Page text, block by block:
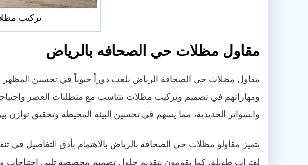
تركيب
مقاول مظلات حي الصحافه بالرياض
مقاول مظلات حي الصحافة الرياض يلعب دوراً حيوياً في تحسين المظهر
ومهاراتهم في تصميم وتركيب مظلات تتناسب مع متطلبات العصر
والسواتر الحديدية، مما يسهم في تحسين البيئة المحيطة وتحقيق توازن
يتميز مقاولو مظلات حي الصحافة بالرياض بالاهتمام بأدق التفاصيل في
لفترات طويلة. كما يقومون بتقديم حلول تصميم مخصصة تلبي احتياجات